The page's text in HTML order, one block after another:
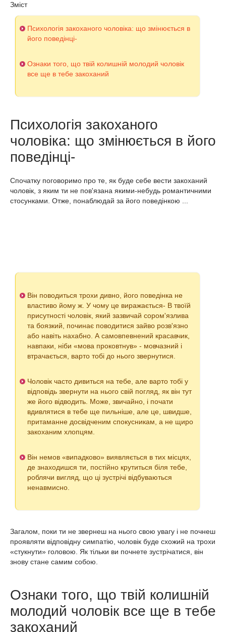
Зміст
Психологія закоханого чоловіка: що змінюється в
його поведінці-
Ознаки того, що твій колишній молодий чоловік
все ще в тебе закоханий
Психологія закоханого
чоловіка: що змінюється в його
поведінці-
Спочатку поговоримо про те, як буде себе вести закоханий
чоловік, з яким ти не пов'язана якими-небудь романтичними
стосунками. Отже, понаблюдай за його поведінкою ...
Він поводиться трохи дивно, його поведінка не
властиво йому ж. У чому це виражається- В твоїй
присутності чоловік, який зазвичай сором'язлива
та боязкий, починає поводитися зайво розв'язно
або навіть нахабно. А самовпевнений красавчик,
навпаки, ніби «мова проковтнув» - мовчазний і
втрачається, варто тобі до нього звернутися.
Чоловік часто дивиться на тебе, але варто тобі у
відповідь звернути на нього свій погляд, як він тут
же його відводить. Може, звичайно, і почати
вдивлятися в тебе ще пильніше, але це, швидше,
притаманне досвідченим спокусникам, а не щиро
закоханим хлопцям.
Він немов «випадково» виявляється в тих місцях,
де знаходишся ти, постійно крутиться біля тебе,
роблячи вигляд, що ці зустрічі відбуваються
ненавмисно.
Загалом, поки ти не звернеш на нього свою увагу і не почнеш
проявляти відповідну симпатію, чоловік буде схожий на трохи
«стукнути» головою. Як тільки ви почнете зустрічатися, він
знову стане самим собою.
Ознаки того, що твій колишній
молодий чоловік все ще в тебе
закоханий